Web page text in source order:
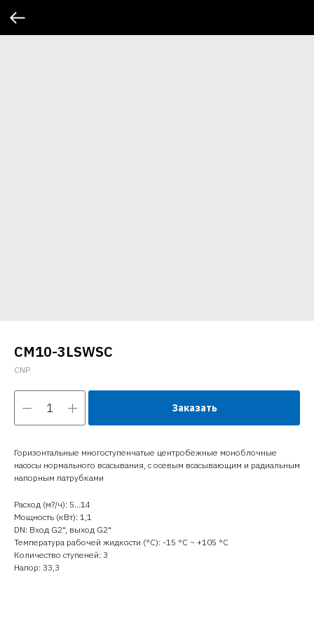
CM10-3LSWSC
CNP
Заказать
Горизонтальные многоступенчатые центробежные моноблочные
насосы нормального всасывания, с осевым всасывающим и радиальным
напорным патрубками
Расход (м?/ч): 5…14
Мощность (кВт): 1,1
DN: Вход G2", выход G2"
Температура рабочей жидкости (°C): -15 °С ~ +105 °С
Количество ступеней: 3
Напор: 33,3